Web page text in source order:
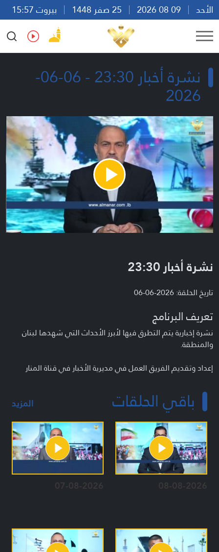
الأحد
بيروت 15:57
Ar
En Fr Es
نشرة أخبار 23:30 - 06-06-
2026
Play
Video
نشرة أخبار 23:30
تاريخ الحلقة: 2026-06-06
تعريف البرنامج
نشرة إخبارية يتم التطرق فيها لأبرز الأحداث التي شهدها لبنان
والمنطقة.
إعداد وتقديم الفريق العمل في مديرية الأخبار في قناة المنار
باقي الحلقات المزيد
08-08-2026
07-08-2026